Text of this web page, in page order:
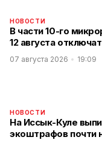
НОВОСТИ
В части 10-го
12 августа
07 августа 2026 19:09
НОВОСТИ
На Иссык-Куле
экоштрафов почти